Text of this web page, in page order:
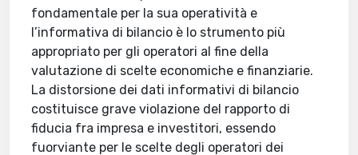
fondamentale per la sua operatività e
l’informativa di bilancio è lo strumento più
appropriato per gli operatori al fine della
valutazione di scelte economiche e finanziarie.
La distorsione dei dati informativi di bilancio
costituisce grave violazione del rapporto di
fiducia fra impresa e investitori, essendo
fuorviante per le scelte degli operatori dei